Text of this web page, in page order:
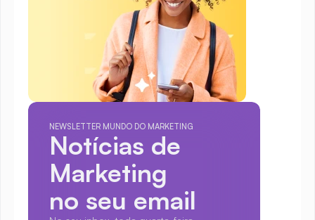
NEWSLETTER MUNDO DO MARKETING
Notícias de
Marketing
no seu email